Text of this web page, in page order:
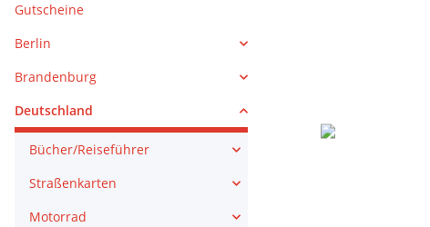
Gutscheine
Berlin
Brandenburg
Deutschland
Bücher/Reiseführer
Straßenkarten
Motorrad